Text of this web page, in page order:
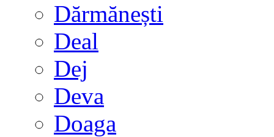
Dărmănești
Deal
Dej
Deva
Doaga